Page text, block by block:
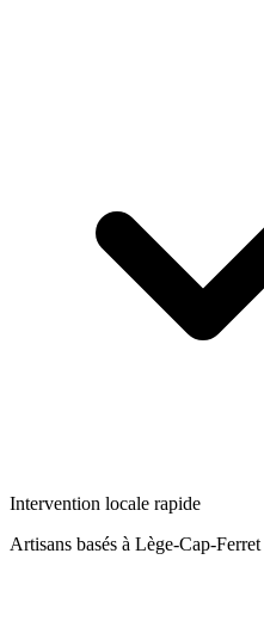
Intervention locale rapide
Artisans basés à Lège-Cap-Ferret